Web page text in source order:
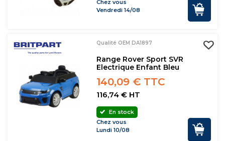
Chez vous
Vendredi 14/08
Qualité OEM DA1897
Range Rover Sport SVR
Electrique Enfant Bleu
140,09 € TTC
116,74 € HT
En stock
Chez vous
Lundi 10/08